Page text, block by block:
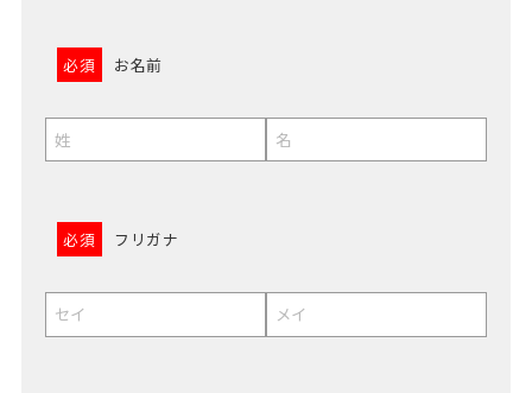
必須 お名前
必須 フリガナ